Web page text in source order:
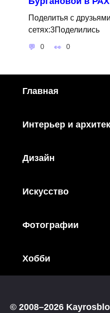
Поделитья с
сетях:3Поделились
0 0
Главная
Интерьер и
Дизайн
Искусство
Фотографии
Хобби
© 2008–2026